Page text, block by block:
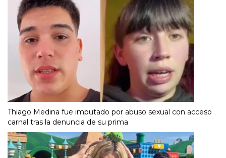
Thiago Medina fue imputado por abuso sexual con acceso
carnal tras la denuncia de su prima